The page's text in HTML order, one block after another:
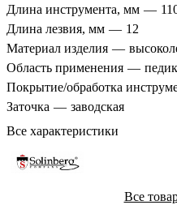
Длина инструмента, мм —
Длина лезвия, мм — 12
Материал изделия —
Область применения —
Покрытие/обработка
Заточка — заводская
Все характеристики
Все